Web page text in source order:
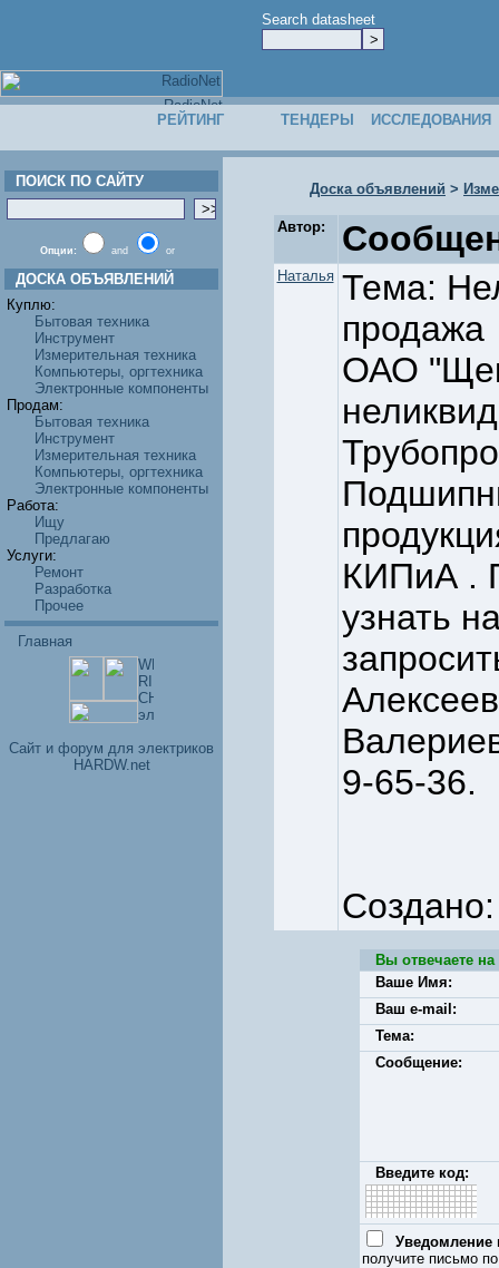
Search datasheet
РЕЙТИНГ ТЕНДЕРЫ ИССЛЕДОВАНИЯ
ПОИСК ПО САЙТУ
Опции: and or
ДОСКА ОБЪЯВЛЕНИЙ
Куплю:
Бытовая техника
Инструмент
Измерительная техника
Компьютеры, оргтехника
Электронные компоненты
Продам:
Бытовая техника
Инструмент
Измерительная техника
Компьютеры, оргтехника
Электронные компоненты
Работа:
Ищу
Предлагаю
Услуги:
Ремонт
Разработка
Прочее
Главная
Cайт и форум для электриков
HARDW.net
Доска объявлений >
Автор:
Наталья Тема:
продажа
ОАО
КИПиА .
узнать
9-65-36.
Вы отвечаете
Ваше Имя:
Ваш e-mail:
Тема:
Сообщение:
Введите код:
Уведомление
получите письмо